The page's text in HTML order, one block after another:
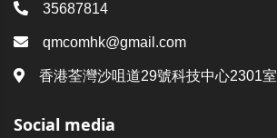
35687814
qmcomhk@gmail.com
香港荃灣沙咀道29號科技中心2301室
Social media